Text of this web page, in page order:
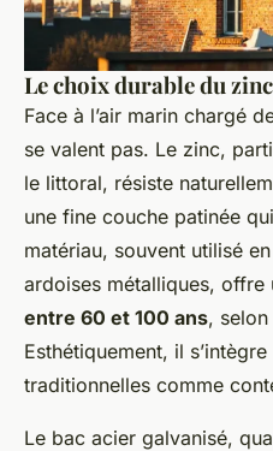
Le choix durable du
Face à l’air marin chargé
se valent pas. Le zinc,
le littoral, résiste
une fine couche patinée
matériau, souvent utilisé
ardoises métalliques, offre
entre 60 et 100 ans, selon
Esthétiquement, il
traditionnelles comme
Le bac acier galvanisé,